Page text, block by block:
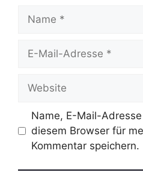
Name
Website
Name, E-Mail-
diesem Browser für
Kommentar speichern.